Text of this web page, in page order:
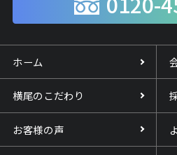
ホーム
横尾のこだわり
お客様の声